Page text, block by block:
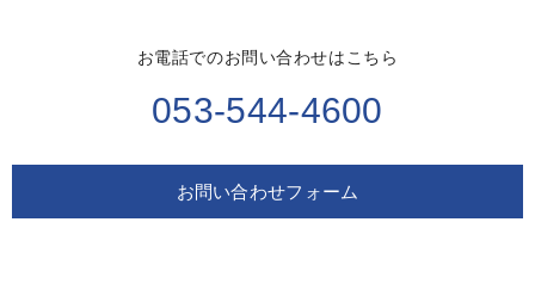
お電話でのお問い合わせはこちら
053-544-4600
お問い合わせフォーム